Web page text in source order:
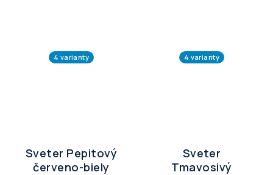
4 varianty 4 varianty
Sveter Pepitový
červeno-biely
Sveter
Tmavosivý